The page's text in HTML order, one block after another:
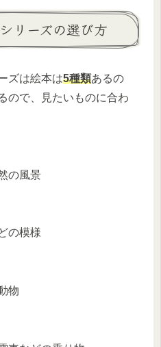
リーズの選び方
ズは絵本は5種類あるの
ので、見たいものに合わ
の風景
の模様
物